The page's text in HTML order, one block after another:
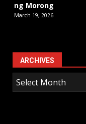
ng Morong
March 19, 2026
ARCHIVES